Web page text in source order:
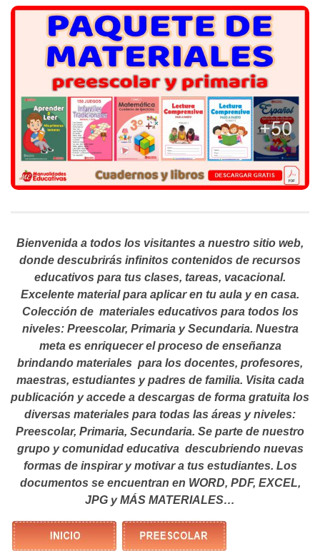
Bienvenida a todos los visitantes a nuestro sitio web,
donde descubrirás infinitos contenidos de recursos
educativos para tus clases, tareas, vacacional.
Excelente material para aplicar en tu aula y en casa.
Colección de materiales educativos para todos los
niveles: Preescolar, Primaria y Secundaria. Nuestra
meta es enriquecer el proceso de enseñanza
brindando materiales para los docentes, profesores,
maestras, estudiantes y padres de familia. Visita cada
publicación y accede a descargas de forma gratuita los
diversas materiales para todas las áreas y niveles:
Preescolar, Primaria, Secundaria. Se parte de nuestro
grupo y comunidad educativa descubriendo nuevas
formas de inspirar y motivar a tus estudiantes. Los
documentos se encuentran en WORD, PDF, EXCEL,
JPG y MÁS MATERIALES…